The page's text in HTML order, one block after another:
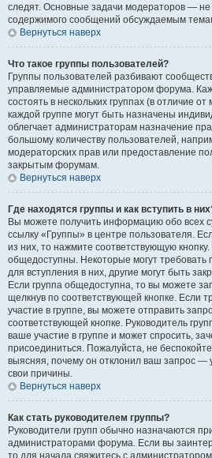
следят. Основные задачи модераторов — не
содержимого сообщений обсуждаемым
Вернуться наверх
Что такое группы пользователей?
Группы пользователей разбивают
управляемые администратором форума.
состоять в нескольких группах (в отличие
каждой группе могут быть назначены
облегчает администраторам назначение
большому количеству пользователей,
модераторских прав или предоставление
закрытым форумам.
Вернуться наверх
Где находятся группы и как вступить в
Вы можете получить информацию обо всех
ссылку «Группы» в центре пользователя.
из них, то нажмите соответствующую
общедоступны. Некоторые могут требовать
для вступления в них, другие могут быть
Если группа общедоступна, то вы можете
щелкнув по соответствующей кнопке. Если
участие в группе, вы можете отправить
соответствующей кнопке. Руководитель
ваше участие в группе и может спросить,
присоединиться. Пожалуйста, не
выясняя, почему он отклонил ваш запрос —
свои причины.
Вернуться наверх
Как стать руководителем группы?
Руководители групп обычно назначаются
администраторами форума. Если вы
то для начала свяжитесь с